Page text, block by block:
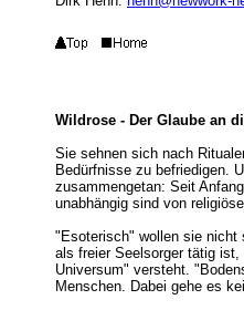
Wildrose - Der Glaube an
Sie sehnen sich nach
Bedürfnisse zu befriedigen.
zusammengetan: Seit
unabhängig sind von
"Esoterisch" wollen sie nicht
als freier Seelsorger tätig
Universum" versteht.
Menschen. Dabei gehe es